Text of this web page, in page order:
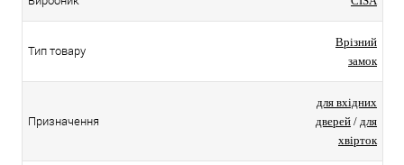
Тип товару
Врізний
замок
Призначення
для вхідних
дверей / для
хвірток